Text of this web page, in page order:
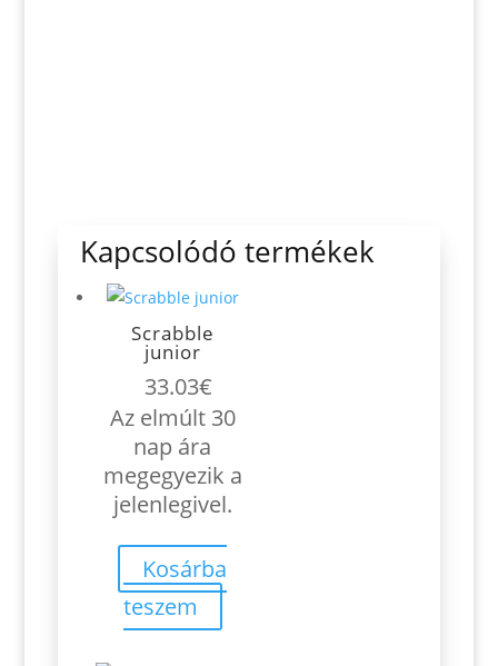
Kapcsolódó termékek
Scrabble
junior
33.03€
Az elmúlt 30
nap ára
megegyezik a
jelenlegivel.
Kosárba
teszem